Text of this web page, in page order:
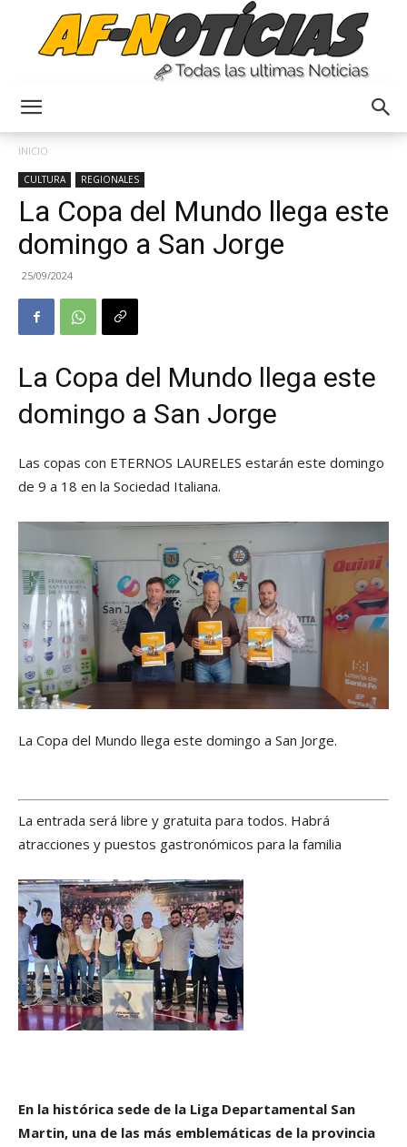
INICIO
CULTURA REGIONALES
La Copa del Mundo llega este
domingo a San Jorge
25/09/2024
La Copa del Mundo llega este
domingo a San Jorge
Las copas con ETERNOS LAURELES estarán este domingo
de 9 a 18 en la Sociedad Italiana.
La Copa del Mundo llega este domingo a San Jorge.
La entrada será libre y gratuita para todos. Habrá
atracciones y puestos gastronómicos para la familia
En la histórica sede de la Liga Departamental San
Martin, una de las más emblemáticas de la provincia